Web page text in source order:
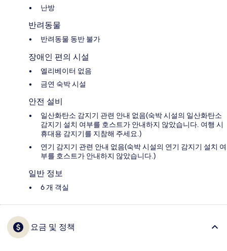
난방
반려동물
반려동물 동반 불가
장애인 편의 시설
엘리베이터 없음
금연 숙박 시설
안전 설비
일산화탄소 감지기 관련 안내 없음(숙박 시설의 일산화탄소
감지기 설치 여부를 호스트가 안내하지 않았습니다. 여행 시
휴대용 감지기를 지참해 주세요.)
연기 감지기 관련 안내 없음(숙박 시설의 연기 감지기 설치 여
부를 호스트가 안내하지 않았습니다.)
일반 정보
6 개 객실
요금 및 정책